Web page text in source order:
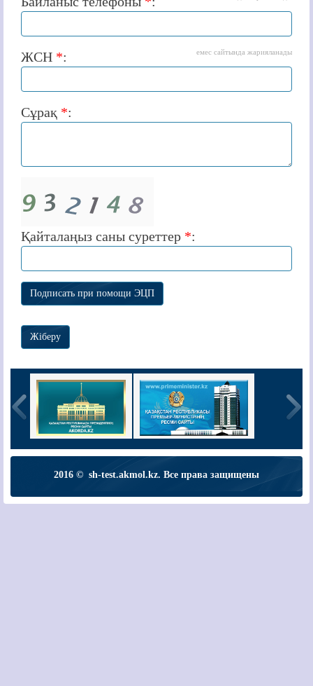
ЖСН *: емес сайтында жарияланады
Сұрақ *:
Қайталаңыз саны суреттер *:
2016 © sh-test.akmol.kz. Все права защищены